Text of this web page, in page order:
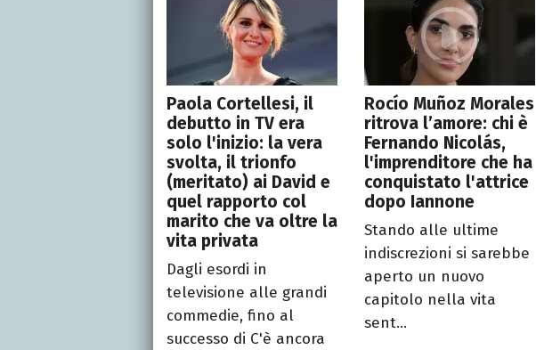
Paola Cortellesi, il
debutto in TV era
solo l'inizio: la vera
svolta, il trionfo
(meritato) ai David e
quel rapporto col
marito che va oltre la
vita privata
Dagli esordi in
televisione alle grandi
commedie, fino al
successo di C'è ancora
Rocío Muñoz Morales
ritrova l’amore: chi è
Fernando Nicolás,
l'imprenditore che ha
conquistato l'attrice
dopo Iannone
Stando alle ultime
indiscrezioni si sarebbe
aperto un nuovo
capitolo nella vita
sent...